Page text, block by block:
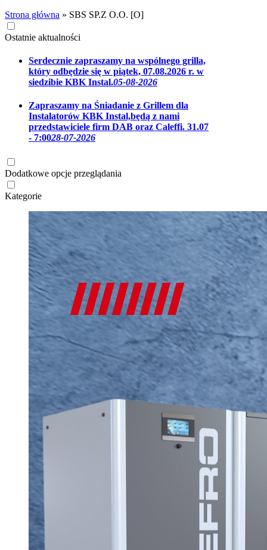
Strona główna » SBS SP.Z O.O. [O]
Ostatnie aktualności
Serdecznie zapraszamy na wspólnego grilla,
który odbędzie się w piątek, 07.08.2026 r. w
siedzibie KBK Instal.05-08-2026
Zapraszamy na Śniadanie z Grillem dla
Instalatorów KBK Instal,będą z nami
przedstawiciele firm DAB oraz Caleffi. 31.07
- 7:0028-07-2026
Dodatkowe opcje przeglądania
Kategorie